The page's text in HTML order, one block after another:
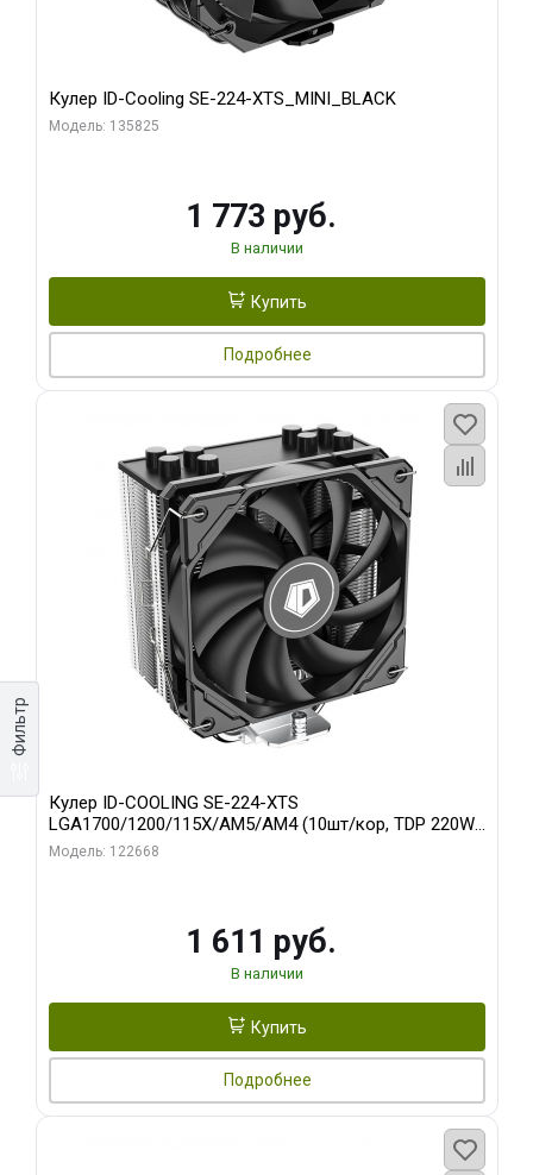
Фильтр
Кулер ID-Cooling SE-224-XTS_MINI_BLACK
Модель: 135825
1 773 руб.
В наличии
Купить
Подробнее
Кулер ID-COOLING SE-224-XTS
LGA1700/1200/115X/AM5/AM4 (10шт/кор, TDP 220W,
PWM, 4 тепл.трубки прямого контакта, FAN 120mm)
Модель: 122668
1 611 руб.
В наличии
Купить
Подробнее